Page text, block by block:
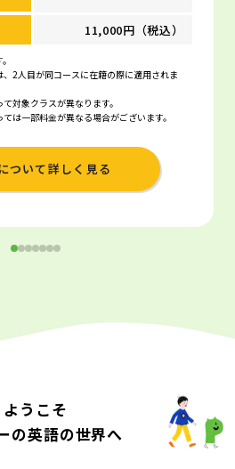
11,000円（税込）
2人目が同コースに在籍の際に適用されま
対象クラスが異なります。
は一部料金が異なる場合がございます。
ついて詳しく見る
ようこそ
の英語の世界へ